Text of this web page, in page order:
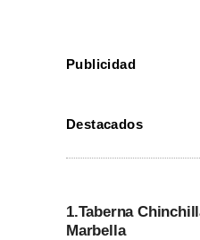
Publicidad
Destacados
1.Taberna
Marbella